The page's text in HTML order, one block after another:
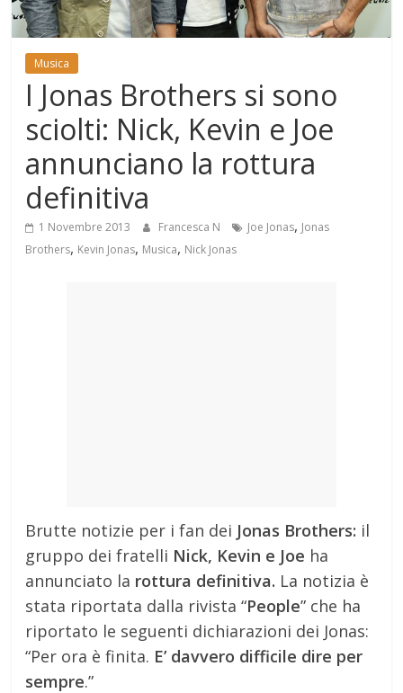
Mondo
Musica
I Jonas Brothers si sono
sciolti: Nick, Kevin e Joe
annunciano la rottura
definitiva
1 Novembre 2013 Francesca N Joe Jonas, Jonas
Brothers, Kevin Jonas, Musica, Nick Jonas
Brutte notizie per i fan dei Jonas Brothers: il
gruppo dei fratelli Nick, Kevin e Joe ha
annunciato la rottura definitiva. La notizia è
stata riportata dalla rivista “People” che ha
riportato le seguenti dichiarazioni dei Jonas:
“Per ora è finita. E’ davvero difficile dire per
sempre.”